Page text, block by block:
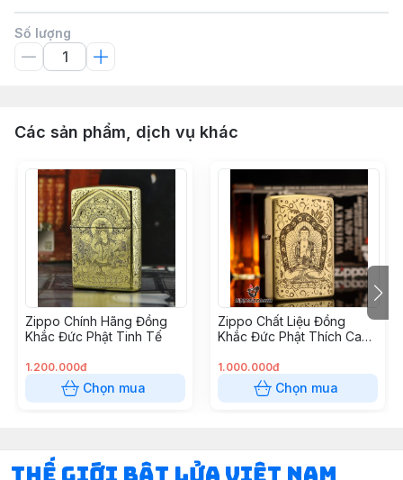
Số lượng
Các sản phẩm, dịch vụ khác
Zippo Chính Hãng Đồng
Khắc Đức Phật Tinh Tế
1.200.000đ
Chọn mua
Zippo Chất Liệu Đồng
Khắc Đức Phật Thích Ca
1.000.000đ
Chọn mua